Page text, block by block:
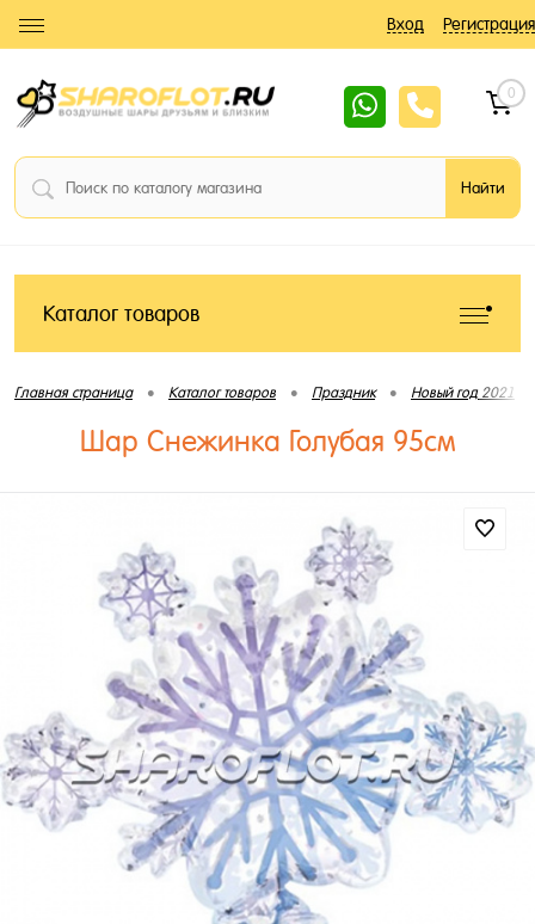
Вход Регистрация
0
Каталог товаров
Главная страница • Каталог товаров • Праздник • Новый год 2021
Шар Снежинка Голубая 95см